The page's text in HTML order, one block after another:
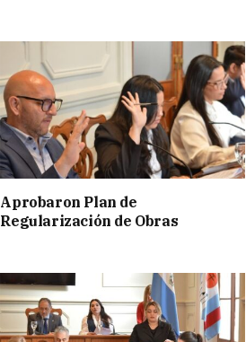
Aprobaron Plan de
Regularización de Obras